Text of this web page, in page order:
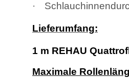
·
Lieferumfang:
1 m REHAU
Maximale